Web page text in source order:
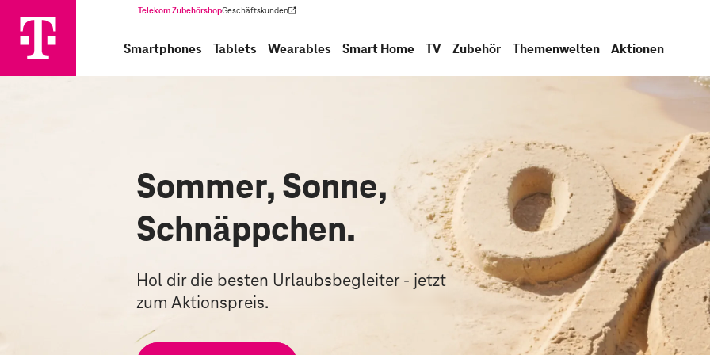
Telekom ZubehörshopGeschäftskunden
(Wird in einem neuen Tab geöffnet)
Smartphones Tablets Wearables Smart Home TV Zubehör Themenwelten Aktionen
Sommer, Sonne,
Schnäppchen.
Hol dir die besten Urlaubsbegleiter - jetzt
zum Aktionspreis.